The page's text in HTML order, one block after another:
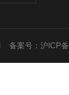
备案号：沪ICP